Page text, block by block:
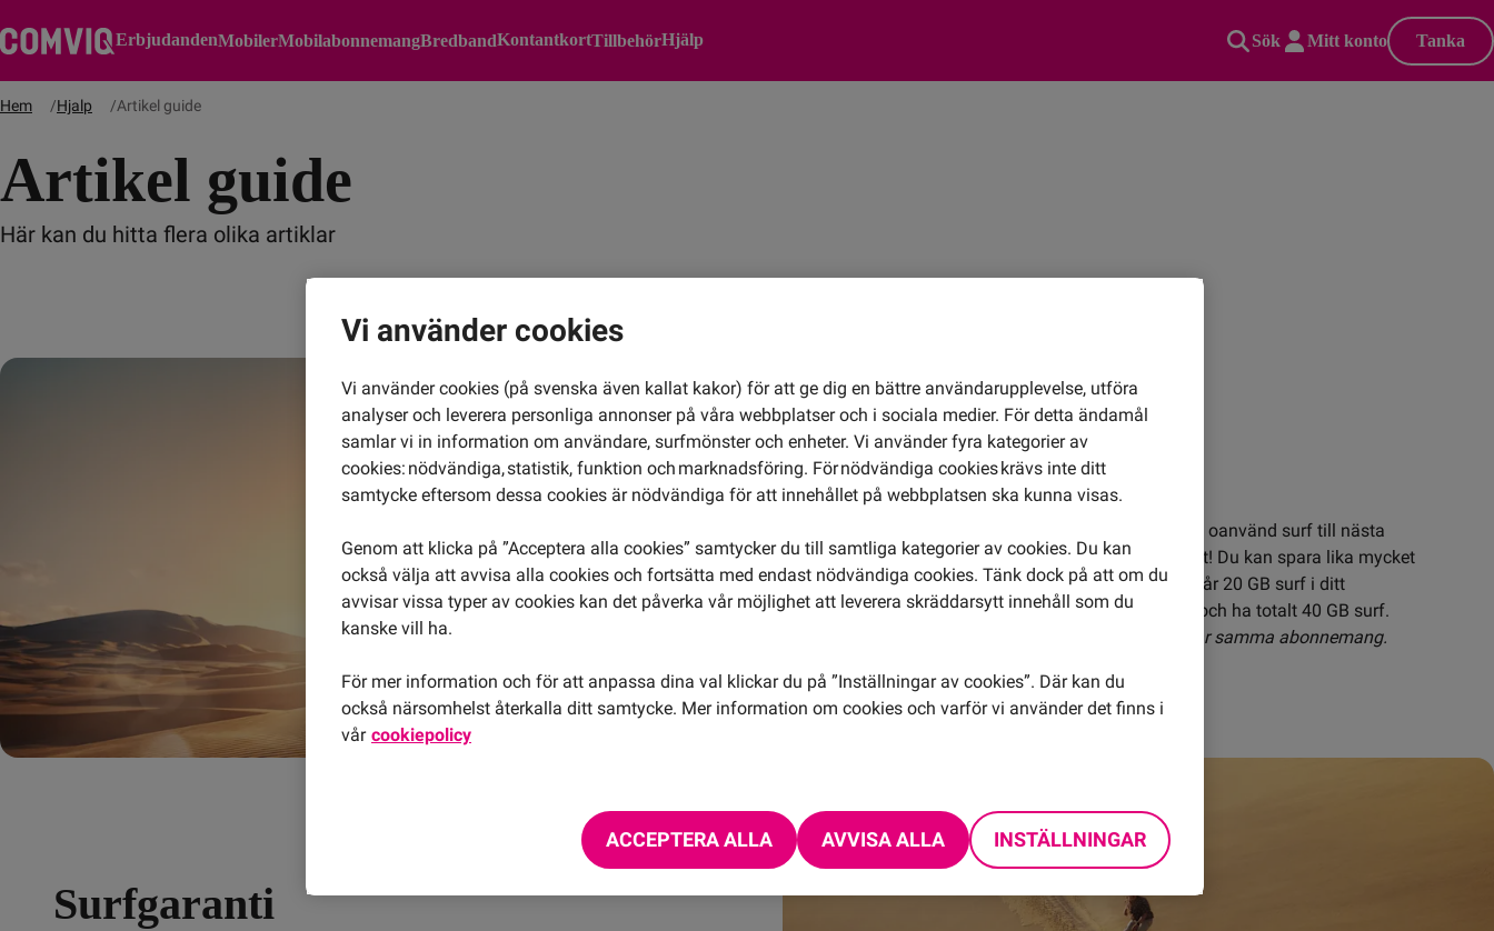
ErbjudandenMobilerMobilabonnemangBredbandKontantkortTillbehörHjälp Sök Mitt konto Tanka
Hem Hjalp Artikel guide
Artikel guide
Här kan du hitta flera olika artiklar
Spara surfen
Med Comviqs mobilabonnemang kan du spara oanvänd surf till nästa
månad. Och nästa. Och nästa. Helt automatiskt! Du kan spara lika mycket
surf som ditt mobilabonnemang innehåller. Ingår 20 GB surf i ditt
mobilabonnemang, kan du spara 20 GB extra, och ha totalt 40 GB surf.
Din sparade surf finns kvar så länge du har kvar samma abonnemang.
Surfgaranti
Vi använder cookies
Vi använder cookies (på svenska även kallat kakor) för att ge dig en bättre användarupplevelse, utföra
analyser och leverera personliga annonser på våra webbplatser och i sociala medier. För detta ändamål
samlar vi in information om användare, surfmönster och enheter. Vi använder fyra kategorier av
cookies: nödvändiga, statistik, funktion och marknadsföring. För nödvändiga cookies krävs inte ditt
samtycke eftersom dessa cookies är nödvändiga för att innehållet på webbplatsen ska kunna visas.
Genom att klicka på ”Acceptera alla cookies” samtycker du till samtliga kategorier av cookies. Du kan
också välja att avvisa alla cookies och fortsätta med endast nödvändiga cookies. Tänk dock på att om du
avvisar vissa typer av cookies kan det påverka vår möjlighet att leverera skräddarsytt innehåll som du
kanske vill ha.
För mer information och för att anpassa dina val klickar du på ”Inställningar av cookies”. Där kan du
också närsomhelst återkalla ditt samtycke. Mer information om cookies och varför vi använder det finns i
vår cookiepolicy
ACCEPTERA ALLA AVVISA ALLA INSTÄLLNINGAR